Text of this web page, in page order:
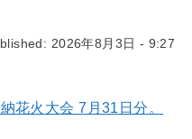
2026年8月3日 - 9:27
花火大会 7月31日分。